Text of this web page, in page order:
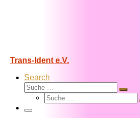
Trans-Ident e.V.
Search
Suche
Suche
Suche
Menü